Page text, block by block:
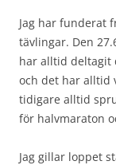
Jag har funderat
tävlingar. Den
har alltid deltagit
och det har alltid
tidigare alltid
för halvmaraton
Jag gillar loppet